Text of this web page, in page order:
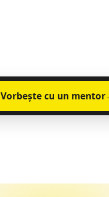
Vorbește cu un mentor